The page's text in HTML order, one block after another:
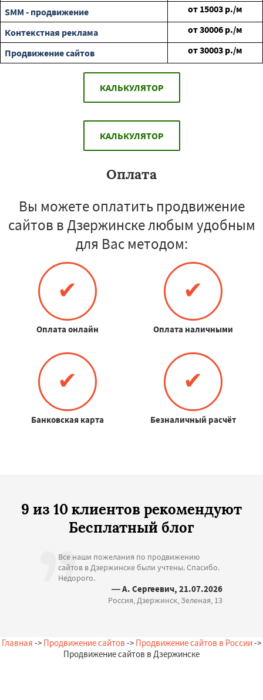
SMM - продвижение
от 15003 р./м
Контекстная реклама
от30006 р./м
Продвижение сайтов
от30003 р./м
КАЛЬКУЛЯТОР
КАЛЬКУЛЯТОР
Оплата
Вы можете оплатить продвижение
сайтов в Дзержинске любым удобным
для Вас методом:
✔
Оплата онлайн
✔
Оплата наличными
✔
Банковская карта
✔
Безналичный расчёт
9 из 10 клиентов рекомендуют
Бесплатный блог
Все наши пожелания по продвижению
сайтов в Дзержинске были учтены. Спасибо.
Недорого.
— А. Сергеевич, 21.07.2026
Россия, Дзержинск, Зеленая, 13
Главная -> Продвижение сайтов -> Продвижение сайтов в России->
Продвижение сайтов в Дзержинске